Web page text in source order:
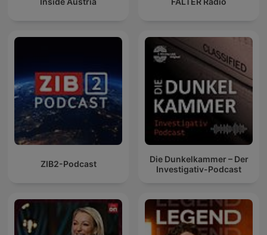
ZIB2-Podcast
Die Dunkelkammer – Der
Investigativ-Podcast